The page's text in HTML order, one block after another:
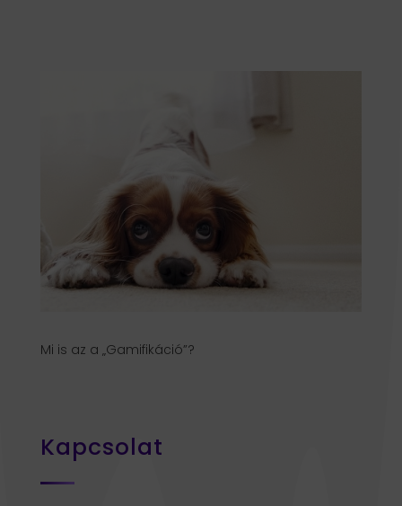
Mi is az a „Gamifikáció”?
Kapcsolat